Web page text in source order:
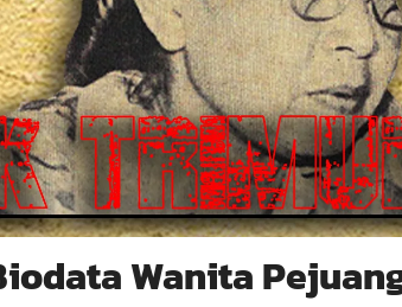
Wanita